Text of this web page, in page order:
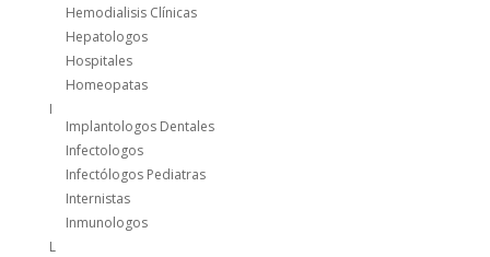
Hemodialisis Clínicas
Hepatologos
Hospitales
Homeopatas
I
Implantologos Dentales
Infectologos
Infectólogos Pediatras
Internistas
Inmunologos
L